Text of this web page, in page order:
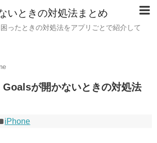
いときの対処法まとめ
ったときの対処法をアプリごとで紹介して
が開かないときの対処法
iPhone